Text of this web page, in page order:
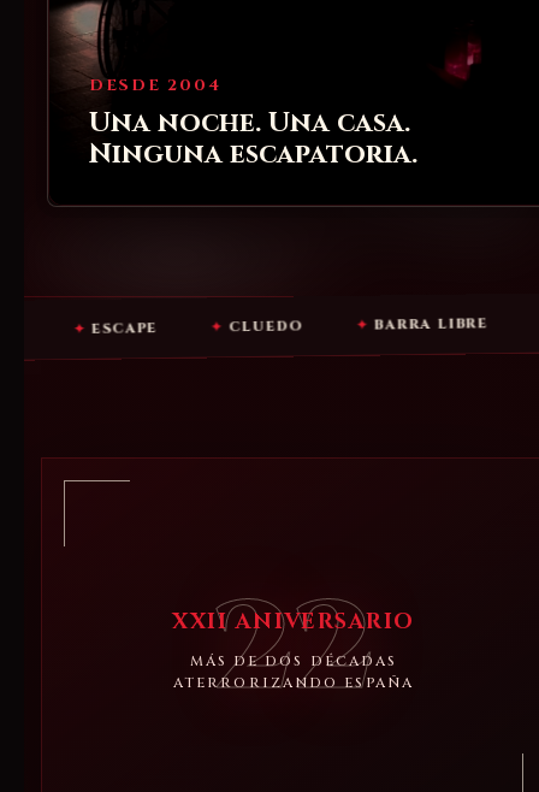
DESDE 2004
Una noche. Una casa.
Ninguna escapatoria.
✦CLUEDO ✦BARRA LIBRE ✦
22
XXII ANIVERSARIO
MÁS DE DOS DÉCADAS
ATERRORIZANDO ESPAÑA